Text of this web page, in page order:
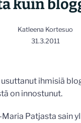
kuin
Katleena Kortesuo
31.3.2011
ihmisiä
on innostunut.
Patjasta sain